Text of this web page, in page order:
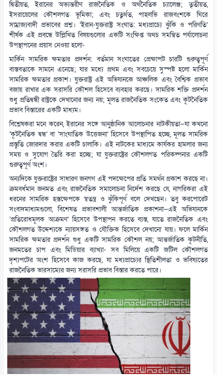
দ্বিতীয়ত, ইরানের অভ্যন্তরীণ রাজনৈতিক ও অর্থনৈতিক চ্যালেঞ্জ; তৃতীয়ত,
ইসরায়েলের কৌশলগত ভূমিকা; এবং চতুর্থত, পাহলভি রাজবংশকে ঘিরে
সাম্রাজ্যবাদী প্রভাবের প্রশ্ন। ‘ইরান-যুক্তরাষ্ট্র সংঘাত: মধ্যপ্রাচ্যে ঝুঁকি ও পরিণতি’
শীর্ষক এই প্রবন্ধে উল্লিখিত বিষয়গুলোর একটি সংক্ষিপ্ত অথচ সমন্বিত পর্যালোচনা
উপস্থাপনের প্রয়াস নেওয়া হলো-
মার্কিন সামরিক ক্ষমতার প্রদর্শন: বর্তমান সংঘাতের প্রেক্ষাপট চারটি গুরুত্বপূর্ণ
বাস্তবতাকে সামনে এনেছে; যার মধ্যে প্রথম এবং সবচেয়ে সুস্পষ্ট হলো মার্কিন
সামরিক ক্ষমতার প্রকাশ। যুক্তরাষ্ট্র এই অভিযানকে আঞ্চলিক এবং বৈশ্বিক প্রভাব
বজায় রাখার এক সরাসরি কৌশল হিসেবে ব্যবহার করছে। সামরিক শক্তি প্রদর্শন
শুধু প্রতিদ্বন্ধী রাষ্ট্রকে দেখানোর জন্য নয়; মূলত রাজনৈতিক সংকেত এবং কূটনৈতিক
প্রভাব বিস্তারের একটি মাধ্যম।
বিশ্লেষকরা মনে করেন, ইরানের সঙ্গে আনুষ্ঠানিক আলোচনার নাটকীয়তা—যা কখনো
‘কূটনৈতিক দ্বন্ধ’ বা ‘সাংঘাতিক উত্তেজনা’ হিসেবে উপস্থাপিত হচ্ছে, মূলত সামরিক
প্রস্তুতি জোরদার করার একটি চালাকি। এই নাটকের মাধ্যমে কার্যকর হামলার জন্য
সময় ও সুযোগ তৈরি করা হচ্ছে; যা যুক্তরাষ্ট্রের কৌশলগত পরিকল্পনার একটি
গুরুত্বপূর্ণ অংশ।
অন্যদিকে যুক্তরাষ্ট্রের সাধারণ জনগণ এই পদক্ষেপের প্রতি সমর্থন প্রকাশ করছে না।
ক্রমবর্ধমান জনমত এবং রাজনৈতিক সমালোচনা নির্দেশ করছে যে, নাগরিকরা এই
ধরনের সামরিক হস্তক্ষেপকে স্বতন্ত্র ও ঝুঁকিপূর্ণ বলে দেখছেন। তবু করপোরেট
সংবাদমাধ্যমগুলো, বিশেষত প্রভাবশালী আন্তর্জাতিক প্রকাশনা—এই অভিযানকে
‘প্রতিরোধমূলক আক্রমণ’ হিসেবে উপস্থাপন করতে ব্যস্ত, যাতে রাজনৈতিক এবং
কৌশলগত উদ্দেশ্যকে ন্যায়সঙ্গত ও যৌক্তিক হিসেবে দেখানো যায়। ফলে মার্কিন
সামরিক ক্ষমতার প্রদর্শন শুধু একটি সামরিক কৌশল নয়; আন্তর্জাতিক কূটনীতি,
জনমতের চাপ এবং মিডিয়ার ব্যাখ্যা- সব মিলিয়ে একটি জটিল কৌশলগত
দৃশ্যপটের অংশ হিসেবে কাজ করছে, যা মধ্যপ্রাচ্যের স্থিতিশীলতা ও ভবিষ্যতের
রাজনৈতিক ভারসাম্যের জন্য সরাসরি প্রভাব বিস্তার করতে পারে।